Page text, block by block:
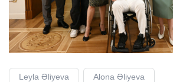
Leyla Əliyeva Alona Əliyeva